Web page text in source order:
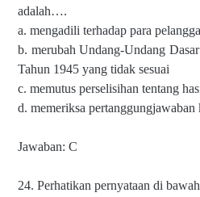
adalah….
a. mengadili terhadap para
b. merubah Undang-Undang
Tahun 1945 yang tidak sesuai
c. memutus perselisihan tentang
d. memeriksa pertanggungjawaban
Jawaban: C
24. Perhatikan pernyataan di